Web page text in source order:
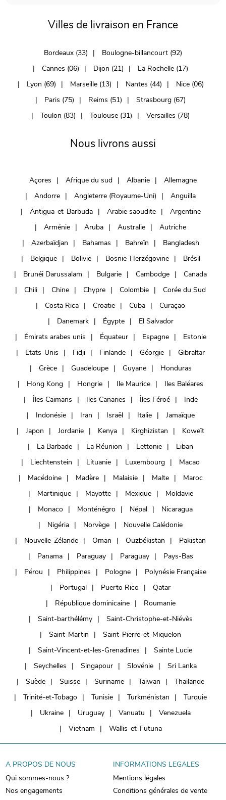
Villes de livraison en France
Bordeaux (33)
Boulogne-billancourt (92)
Cannes (06)
Dijon (21)
La Rochelle (17)
Lyon (69)
Marseille (13) Nantes (44)
Nice (06)
Paris (75)
Reims (51)
Strasbourg (67)
Toulon (83)
Toulouse (31) Versailles (78)
Nous livrons aussi
Açores Afrique du sud Albanie
Allemagne
Andorre
Angleterre (Royaume-Uni)
Anguilla
Antigua-et-Barbuda
Arabie saoudite
Argentine
Arménie
Aruba Australie
Autriche
Azerbaïdjan
Bahamas Bahreïn
Bangladesh
Belgique
Bolivie Bosnie-Herzégovine
Brésil
Brunéi Darussalam
Bulgarie Cambodge
Canada
Chili
Chine Chypre Colombie
Corée du Sud
Costa Rica
Croatie Cuba
Curaçao
Danemark
Égypte
El Salvador
Émirats arabes unis
Équateur Espagne
Estonie
Etats-Unis
Fidji Finlande Géorgie
Gibraltar
Grèce
Guadeloupe Guyane
Honduras
Hong Kong
Hongrie Ile Maurice
Iles Baléares
Îles Caïmans
Iles Canaries Îles Féroé
Inde
Indonésie
Iran Israël Italie
Jamaïque
Japon
Jordanie Kenya Kirghizistan
Koweït
La Barbade
La Réunion Lettonie
Liban
Liechtenstein
Lituanie Luxembourg
Macao
Macédoine
Madère Malaisie Malte
Maroc
Martinique
Mayotte Mexique
Moldavie
Monaco
Monténégro Népal
Nicaragua
Nigéria
Norvège
Nouvelle Calédonie
Nouvelle-Zélande
Oman Ouzbékistan
Pakistan
Panama
Paraguay Paraguay
Pays-Bas
Pérou
Philippines Pologne
Polynésie Française
Portugal
Puerto Rico
Qatar
République dominicaine
Roumanie
Saint-barthélémy
Saint-Christophe-et-Niévès
Saint-Martin
Saint-Pierre-et-Miquelon
Saint-Vincent-et-les-Grenadines
Sainte Lucie
Seychelles
Singapour Slovénie
Sri Lanka
Suède
Suisse Suriname Taïwan
Thaïlande
Trinité-et-Tobago
Tunisie Turkménistan
Turquie
Ukraine
Uruguay Vanuatu
Venezuela
Vietnam
Wallis-et-Futuna
A PROPOS DE NOUS
Qui sommes-nous ?
Nos engagements
INFORMATIONS LEGALES
Mentions légales
Conditions générales de vente